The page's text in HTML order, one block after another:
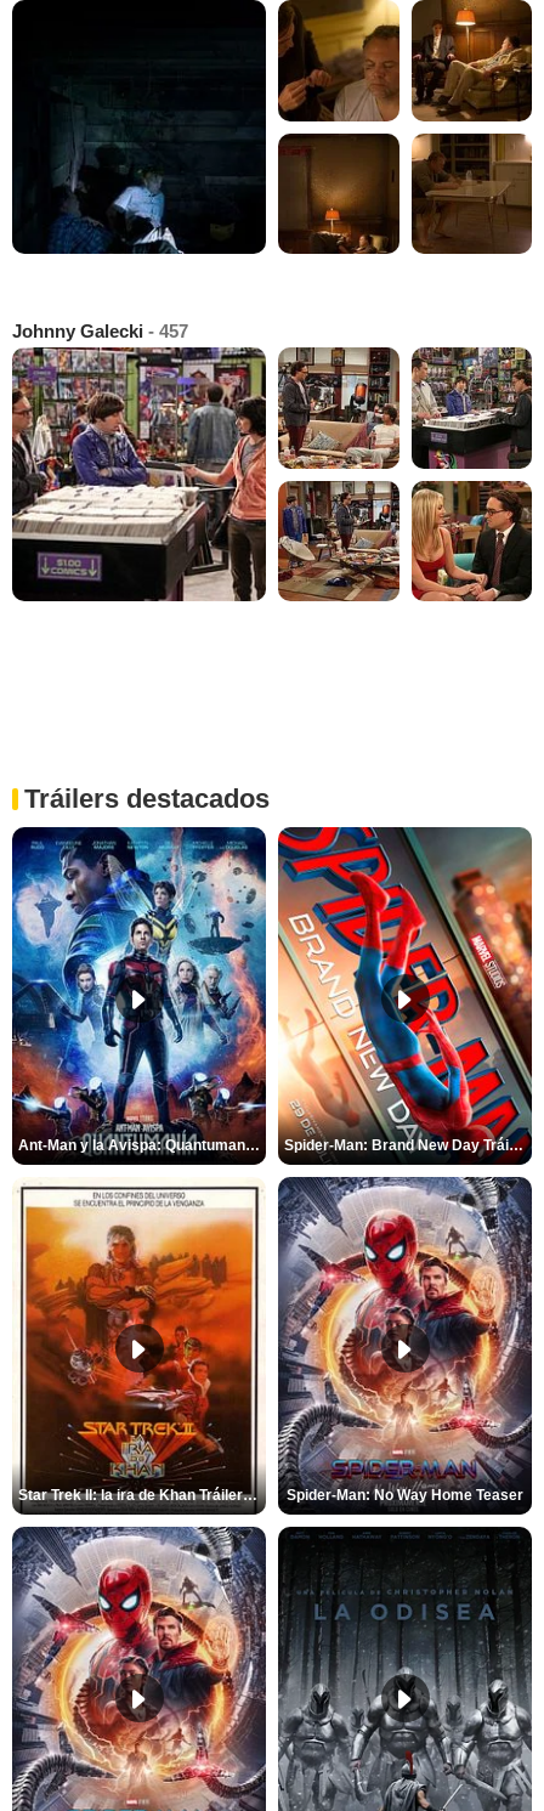
Johnny Galecki - 457
Tráilers destacados
Ant-Man y la Avispa: Quantumanía Tráiler (2) Spider-Man: Brand New Day Tráiler (3)
Star Trek II: la ira de Khan Tráiler VO Spider-Man: No Way Home Teaser